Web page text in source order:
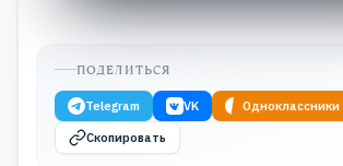
ПОДЕЛИТЬСЯ
Telegram VK Одноклассники
Скопировать